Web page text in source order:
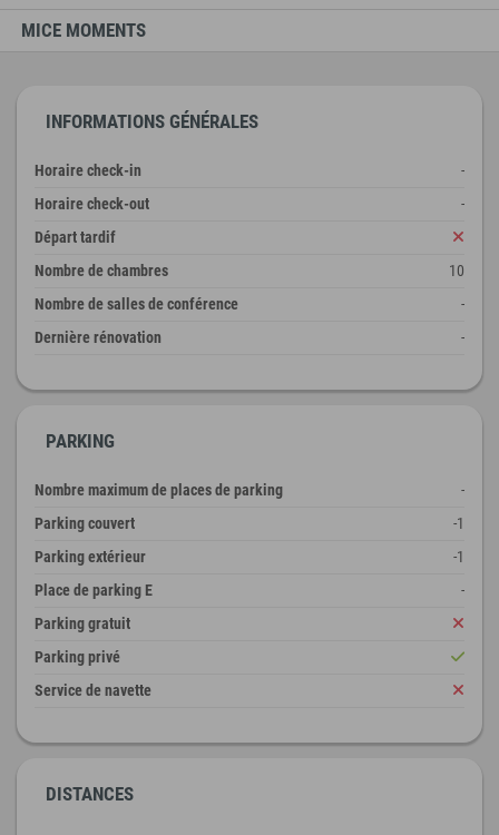
MICE MOMENTS
INFORMATIONS GÉNÉRALES
Horaire check-in
-
Horaire check-out
-
Départ tardif
Nombre de chambres
10
Nombre de salles de conférence
-
Dernière rénovation
-
PARKING
Nombre maximum de places de parking
-
Parking couvert
-1
Parking extérieur
-1
Place de parking E
-
Parking gratuit
Parking privé
Service de navette
DISTANCES